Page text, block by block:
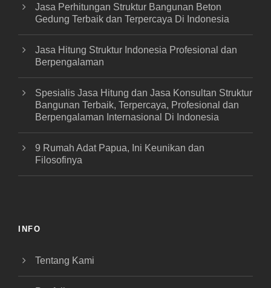
Jasa Perhitungan Struktur Bangunan Beton
Gedung Terbaik dan Terpercaya Di Indonesia
Jasa Hitung Struktur Indonesia Profesional dan
Berpengalaman
Spesialis Jasa Hitung dan Jasa Konsultan Struktur
Bangunan Terbaik, Terpercaya, Profesional dan
Berpengalaman Internasional Di Indonesia
9 Rumah Adat Papua, Ini Keunikan dan
Filosofinya
INFO
Tentang Kami